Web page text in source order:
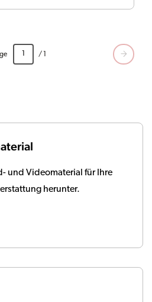
/ 1
und Videomaterial für Ihre
herunter.